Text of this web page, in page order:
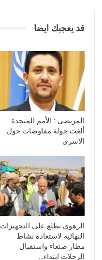
قد يعجبك ايضا
المرتضى : الأمم المتحدة
ألغت جولة مفاوضات حول
الاسرى
الرهوي يطلع على التجهيزات
النهائية لاستعادة نشاط
مطار صنعاء واستقبال
الرحلات ابتداء…